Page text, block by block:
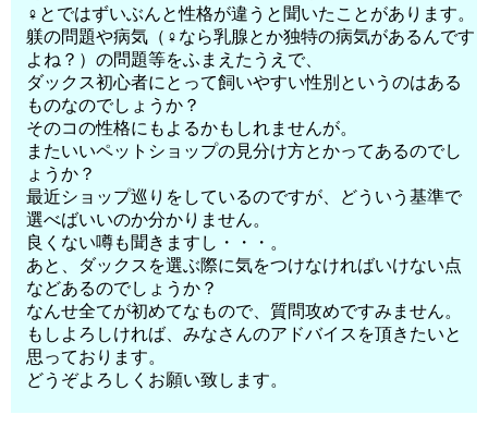
♀とではずいぶんと性格が違うと聞いたことがあります。
躾の問題や病気（♀なら乳腺とか独特の病気があるんです
よね？）の問題等をふまえたうえで、
ダックス初心者にとって飼いやすい性別というのはある
ものなのでしょうか？
そのコの性格にもよるかもしれませんが。
またいいペットショップの見分け方とかってあるのでし
ょうか？
最近ショップ巡りをしているのですが、どういう基準で
選べばいいのか分かりません。
良くない噂も聞きますし・・・。
あと、ダックスを選ぶ際に気をつけなければいけない点
などあるのでしょうか？
なんせ全てが初めてなもので、質問攻めですみません。
もしよろしければ、みなさんのアドバイスを頂きたいと
思っております。
どうぞよろしくお願い致します。